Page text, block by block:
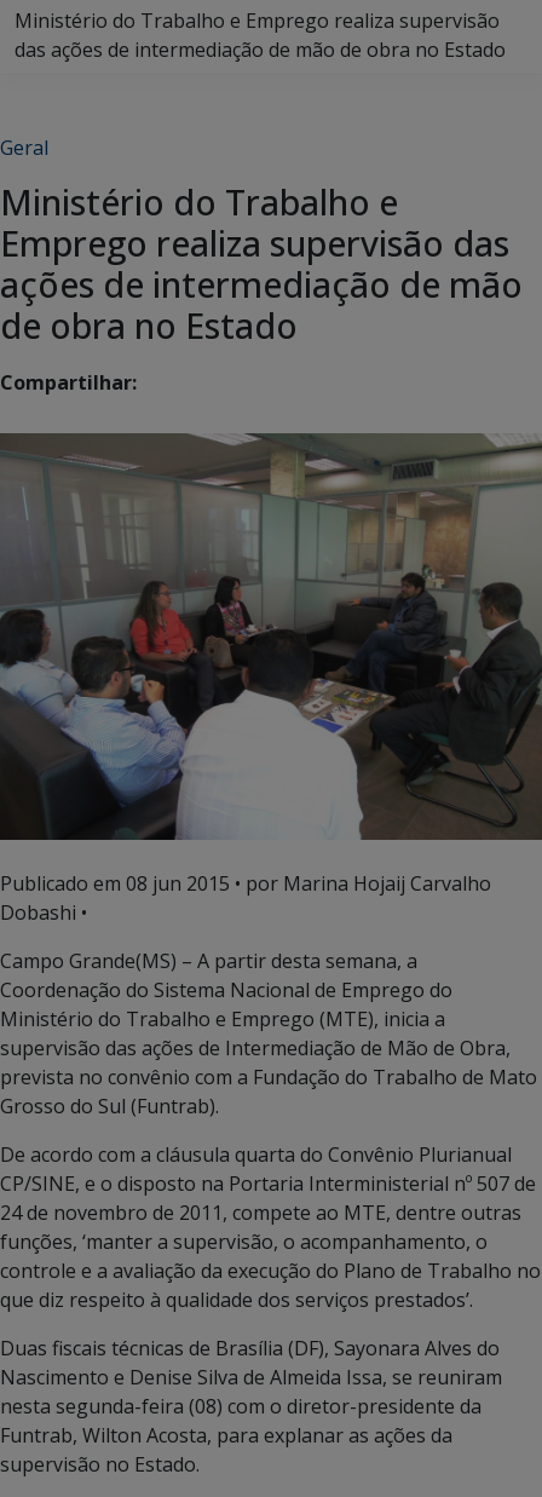
Ministério do Trabalho e Emprego realiza supervisão
das ações de intermediação de mão de obra no Estado
Geral
Ministério do Trabalho e
Emprego realiza supervisão das
ações de intermediação de mão
de obra no Estado
Compartilhar:
Publicado em 08 jun 2015 • por Marina Hojaij Carvalho
Dobashi •
Campo Grande(MS) – A partir desta semana, a
Coordenação do Sistema Nacional de Emprego do
Ministério do Trabalho e Emprego (MTE), inicia a
supervisão das ações de Intermediação de Mão de Obra,
prevista no convênio com a Fundação do Trabalho de Mato
Grosso do Sul (Funtrab).
De acordo com a cláusula quarta do Convênio Plurianual
CP/SINE, e o disposto na Portaria Interministerial nº 507 de
24 de novembro de 2011, compete ao MTE, dentre outras
funções, ‘manter a supervisão, o acompanhamento, o
controle e a avaliação da execução do Plano de Trabalho no
que diz respeito à qualidade dos serviços prestados’.
Duas fiscais técnicas de Brasília (DF), Sayonara Alves do
Nascimento e Denise Silva de Almeida Issa, se reuniram
nesta segunda-feira (08) com o diretor-presidente da
Funtrab, Wilton Acosta, para explanar as ações da
supervisão no Estado.